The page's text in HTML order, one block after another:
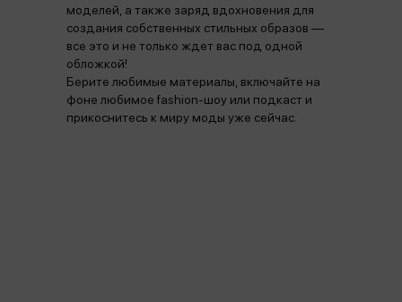
моделей, а также заряд вдохновения для
создания собственных стильных образов —
все это и не только ждет вас под одной
обложкой!
Берите любимые материалы, включайте на
фоне любимое fashion-шоу или подкаст и
прикоснитесь к миру моды уже сейчас.